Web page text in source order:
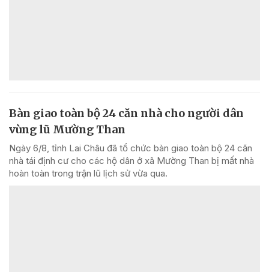
Bàn giao toàn bộ 24 căn nhà cho người dân
vùng lũ Mường Than
Ngày 6/8, tỉnh Lai Châu đã tổ chức bàn giao toàn bộ 24 căn
nhà tái định cư cho các hộ dân ở xã Mường Than bị mất nhà
hoàn toàn trong trận lũ lịch sử vừa qua.